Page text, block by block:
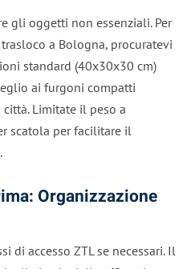
gli oggetti non essenziali. Per
a Bologna, procuratevi
standard (40x30x30 cm)
ai furgoni compatti
Limitate il peso a
scatola per facilitare il
Organizzazione
di accesso ZTL se necessari. Il